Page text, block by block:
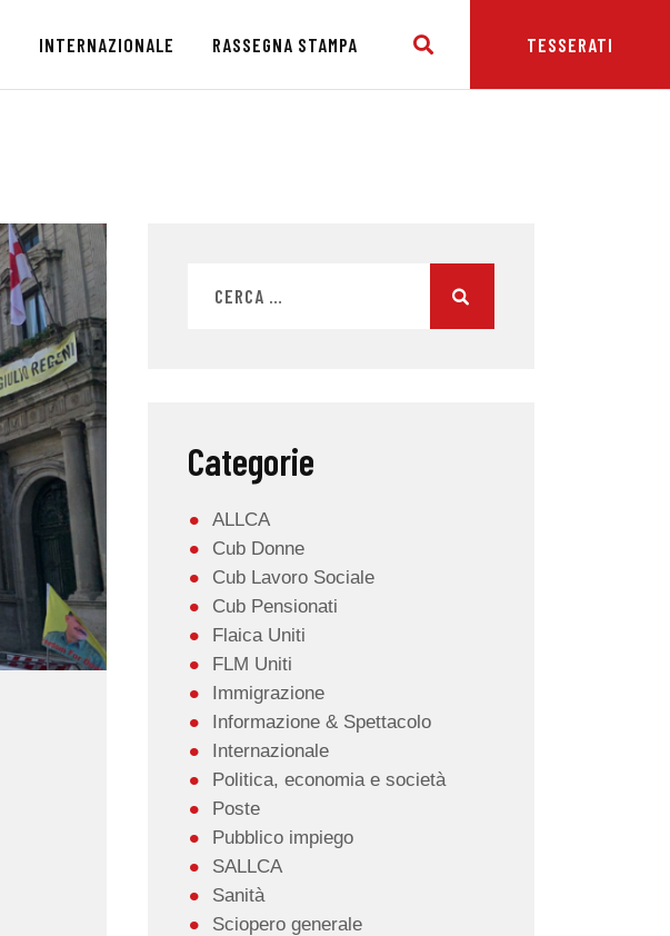
INTERNAZIONALE RASSEGNA STAMPA TESSERATI
Categorie
ALLCA
Cub Donne
Cub Lavoro Sociale
Cub Pensionati
Flaica Uniti
FLM Uniti
Immigrazione
Informazione & Spettacolo
Internazionale
Politica, economia e società
Poste
Pubblico impiego
SALLCA
Sanità
Sciopero generale